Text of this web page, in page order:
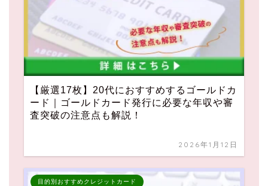
【厳選17枚】20代におすすめするゴールドカ
ード｜ゴールドカード発行に必要な年収や審
査突破の注意点も解説！
2026年1月12日
目的別おすすめクレジットカード